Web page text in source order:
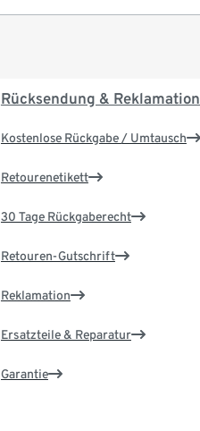
Rücksendung & Reklamation
Kostenlose Rückgabe / Umtausch
Retourenetikett
30 Tage Rückgaberecht
Retouren-Gutschrift
Reklamation
Ersatzteile & Reparatur
Garantie